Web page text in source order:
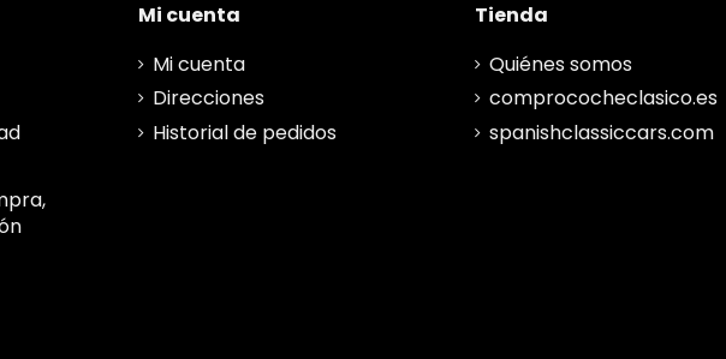
Mi cuenta
Mi cuenta
Direcciones
Historial de pedidos
Tienda
Quiénes somos
comprococheclasico.es
spanishclassiccars.com